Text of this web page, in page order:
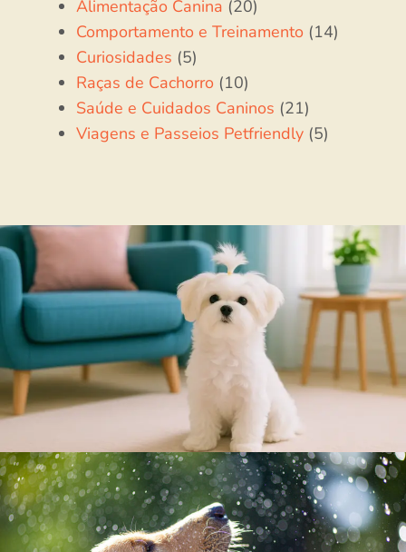
Alimentação Canina (20)
Comportamento e Treinamento (14)
Curiosidades (5)
Raças de Cachorro (10)
Saúde e Cuidados Caninos (21)
Viagens e Passeios Petfriendly (5)